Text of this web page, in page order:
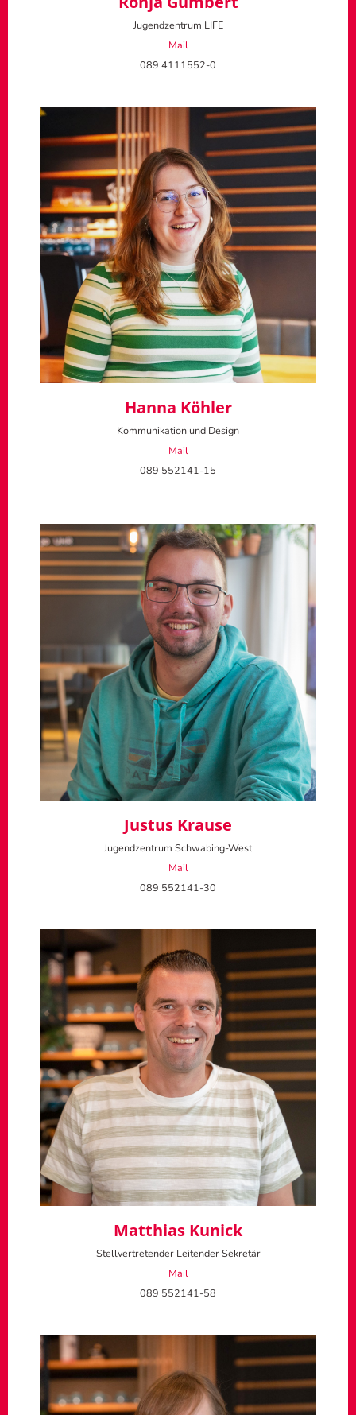
Jugendzentrum LIFE
Mail
089 4111552-0
Hanna Köhler
Kommunikation und Design
Mail
089 552141-15
Justus Krause
Jugendzentrum Schwabing-West
Mail
089 552141-30
Matthias Kunick
Stellvertretender Leitender Sekretär
Mail
089 552141-58